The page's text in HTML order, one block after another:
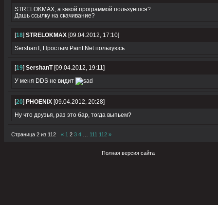
STRELOKMAX, а какой программой пользуешся?
Дашь ссылку на скачивание?
[18] STRELOKMAX [09.04.2012, 17:10]
SershanT, Простым Paint Net пользуюсь
[19] SershanT[09.04.2012, 19:11]
У меня DDS не видит
[20] PHOENiX [09.04.2012, 20:28]
Ну что друзья, раз это бар, тогда выпьем?
Страница 2 из 112 « 1 2 3 4 111 112 »
Полная версия сайта